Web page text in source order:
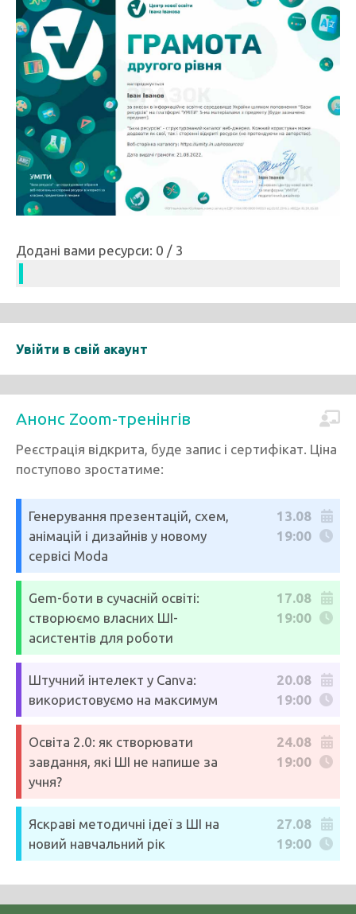
Додані вами ресурси: 0 / 3
Увійти в свій акаунт
Анонс Zoom-тренінгів
Реєстрація відкрита, буде запис і сертифікат. Ціна
поступово зростатиме:
Генерування презентацій, схем,
анімацій і дизайнів у новому
сервісі Moda
13.08
19:00
Gem-боти в сучасній освіті:
створюємо власних ШІ-
асистентів для роботи
17.08
19:00
Штучний інтелект у Canva:
використовуємо на максимум
20.08
19:00
Освіта 2.0: як створювати
завдання, які ШІ не напише за
учня?
24.08
19:00
Яскраві методичні ідеї з ШІ на
новий навчальний рік
27.08
19:00